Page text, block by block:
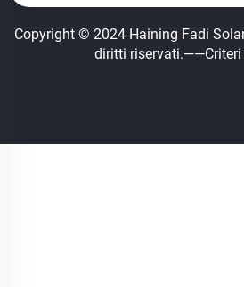
Copyright © 2024 Haining Fadi
diritti riservati.——Criteri